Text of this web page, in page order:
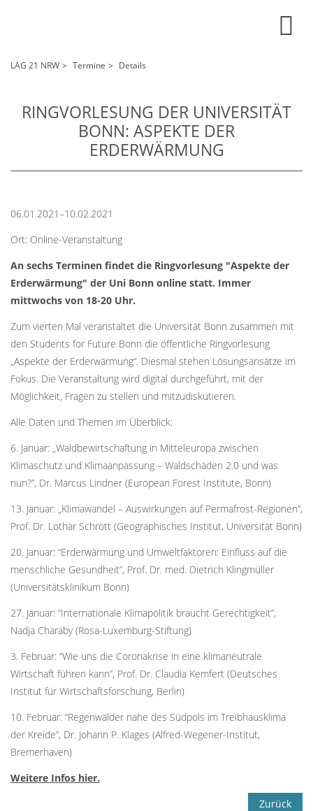
LAG 21 NRW Termine Details
RINGVORLESUNG DER UNIVERSITÄT
BONN: ASPEKTE DER
ERDERWÄRMUNG
06.01.2021–10.02.2021
Ort: Online-Veranstaltung
An sechs Terminen findet die Ringvorlesung "Aspekte der
Erderwärmung" der Uni Bonn online statt. Immer
mittwochs von 18-20 Uhr.
Zum vierten Mal veranstaltet die Universität Bonn zusammen mit
den Students for Future Bonn die öffentliche Ringvorlesung
„Aspekte der Erderwärmung“. Diesmal stehen Lösungsansätze im
Fokus. Die Veranstaltung wird digital durchgeführt, mit der
Möglichkeit, Fragen zu stellen und mitzudiskutieren.
Alle Daten und Themen im Überblick:
6. Januar: „Waldbewirtschaftung in Mitteleuropa zwischen
Klimaschutz und Klimaanpassung – Waldschäden 2.0 und was
nun?”, Dr. Marcus Lindner (European Forest Institute, Bonn)
13. Januar: „Klimawandel – Auswirkungen auf Permafrost-Regionen“,
Prof. Dr. Lothar Schrott (Geographisches Institut, Universität Bonn)
20. Januar: “Erderwärmung und Umweltfaktoren: Einfluss auf die
menschliche Gesundheit”, Prof. Dr. med. Dietrich Klingmüller
(Universitätsklinikum Bonn)
27. Januar: “Internationale Klimapolitik braucht Gerechtigkeit”,
Nadja Charaby (Rosa-Luxemburg-Stiftung)
3. Februar: “Wie uns die Coronakrise in eine klimaneutrale
Wirtschaft führen kann”, Prof. Dr. Claudia Kemfert (Deutsches
Institut für Wirtschaftsforschung, Berlin)
10. Februar: “Regenwälder nahe des Südpols im Treibhausklima
der Kreide”, Dr. Johann P. Klages (Alfred-Wegener-Institut,
Bremerhaven)
Weitere Infos hier.
Zurück